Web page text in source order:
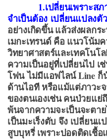
1.เปลี่ยนเพราะสภา
จำเป็นต้องเปลี่ยนแปลงตั
อย่างเกิดขึ้น แล้วส่งผลก
เมกะเทรนด์ คือ แนวโน้ม
วิทยาศาสตร์และเทคโนโ
ความเป็นอยู่ที่เปลี่ยนไป
โฟนไม่มีแอฟไลน์ Line ก็
ด้านไอที หรือแม้แต่ภาวะ
ของตนเองเช่น คนป่วยแ
พ้นจากความจะเป็นจะตา
เป็นมะเร็งตับ จึง เปลี่ยนแ
สูบบุหรี่ เพราะปอดติดเชื้อ